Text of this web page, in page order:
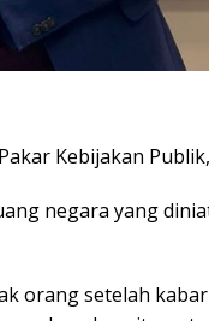
Kebijakan
negara yang
orang setelah